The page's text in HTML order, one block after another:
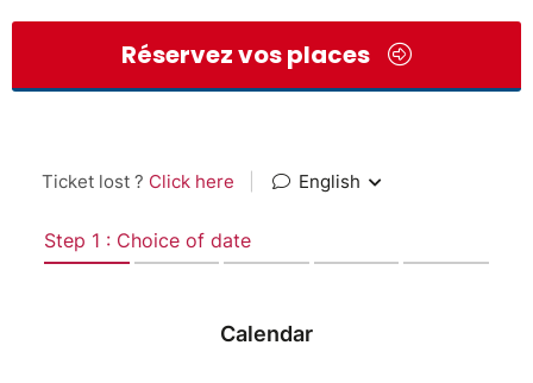
Réservez vos places